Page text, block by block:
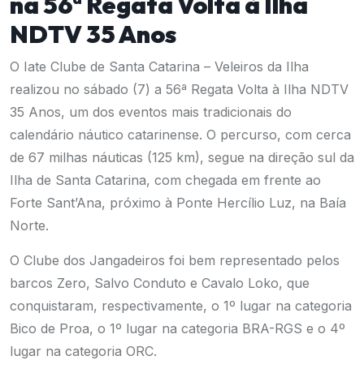
NDTV 35 Anos
O Iate Clube de Santa Catarina – Veleiros da Ilha
realizou no sábado (7) a 56ª Regata Volta à Ilha NDTV
35 Anos, um dos eventos mais tradicionais do
calendário náutico catarinense. O percurso, com cerca
de 67 milhas náuticas (125 km), segue na direção sul da
Ilha de Santa Catarina, com chegada em frente ao
Forte Sant’Ana, próximo à Ponte Hercílio Luz, na Baía
Norte.
O Clube dos Jangadeiros foi bem representado pelos
barcos Zero, Salvo Conduto e Cavalo Loko, que
conquistaram, respectivamente, o 1º lugar na categoria
Bico de Proa, o 1º lugar na categoria BRA-RGS e o 4º
lugar na categoria ORC.